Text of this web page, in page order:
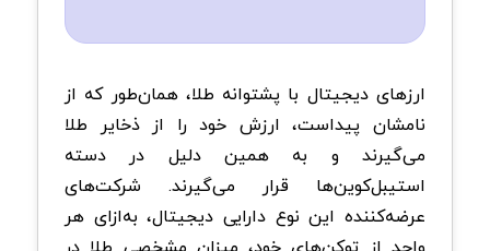
ارزهای دیجیتال با پشتوانه طلا، همان‌طور که از
نامشان پیداست، ارزش خود را از ذخایر طلا
می‌گیرند و به همین دلیل در دسته
استیبل‌کوین‌ها قرار می‌گیرند. شرکت‌های
عرضه‌کننده این نوع دارایی دیجیتال، به‌ازای هر